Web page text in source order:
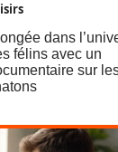
dans
félins avec un
sur